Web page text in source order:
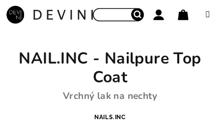
Prejsť na obsah
NAIL.INC - Nailpure Top
Coat
Vrchný lak na nechty
NAILS.INC